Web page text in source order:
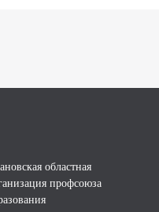
областная
профсоюза